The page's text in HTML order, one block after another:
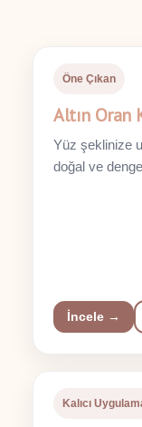
Öne Çıkan
Altın Oran
Yüz şeklinize
doğal ve
İncele →
Kalıcı